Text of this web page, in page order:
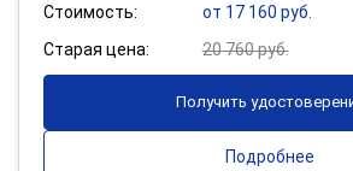
Стоимость:
от 17 160 руб.
Старая цена:
20 760 руб.
Получить
Подробнее